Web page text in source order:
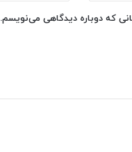
که دوباره دیدگاهی می‌نویسم.